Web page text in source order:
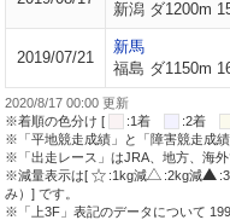
新潟 ダ1200m
2019/07/21
新馬
福島 ダ1150m
2020/8/17 00:00 更新
※着順の色分け [
:1着 :2着
※「平地競走成績」と「障害競走成
※「出走レース」はJRA、地方、海外
※減量表示は[
:1kg減 :2kg減
み）] です。
※「上3F」表記のデータについて